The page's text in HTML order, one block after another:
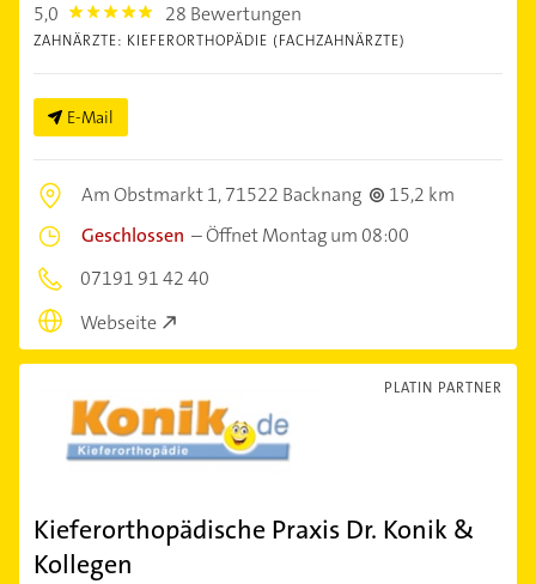
5,0 5.0 28 Bewertungen
ZAHNÄRZTE: KIEFERORTHOPÄDIE (FACHZAHNÄRZTE)
E-Mail
Am Obstmarkt 1,71522 Backnang
15,2 km
Geschlossen –Öffnet Montag um 08:00
07191 91 42 40
Webseite
PLATIN PARTNER
Kieferorthopädische Praxis Dr. Konik &
Kollegen